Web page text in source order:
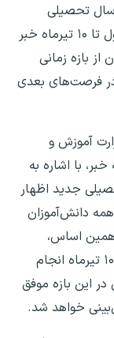
سال تحصیلی
۱۴۰۶-۱۴۰۵، از تداوم ثبت‌نام نوآموزان پایه اول تا ۱۰ تیرماه خبر
بازه زمانی
در فرصت‌های بعدی
آموزش و
با اشاره به
جدید اظهار
دانش‌آموزان
همین اساس،
پیش‌بینی اولیه برای ثبت‌نام کلاس اولی‌ها تا ۱۰ تیرماه انجام
این بازه موفق
خواهد شد.